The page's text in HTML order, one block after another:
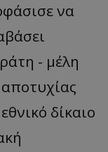
να
- μέλη
δίκαιο